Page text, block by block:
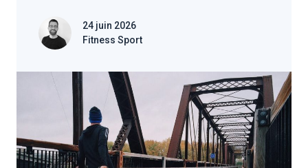
24 juin 2026
Fitness Sport